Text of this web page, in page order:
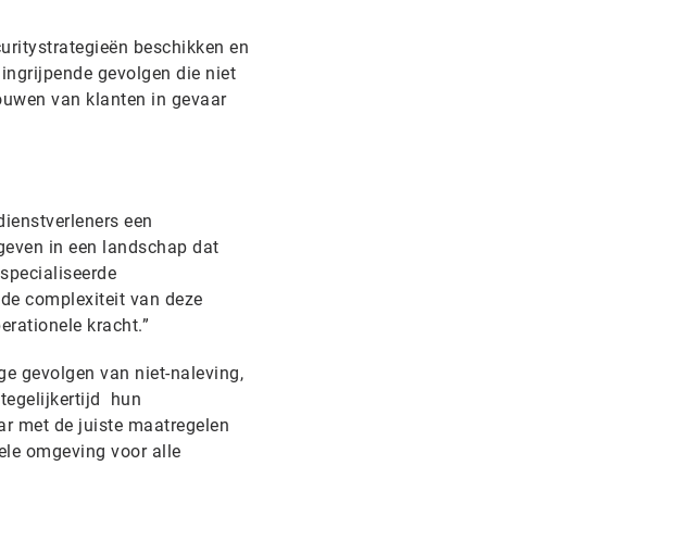
beschikken en
gevolgen die niet
van klanten in gevaar
een
in een landschap dat
complexiteit van deze
kracht.”
gevolgen van niet-naleving,
tegelijkertijd hun
met de juiste maatregelen
omgeving voor alle